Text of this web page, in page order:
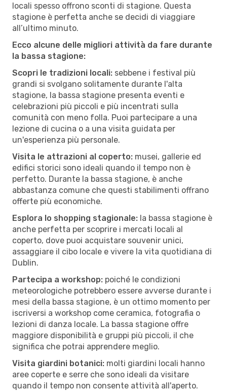
locali spesso offrono sconti di stagione. Questa
stagione è perfetta anche se decidi di viaggiare
all’ultimo minuto.
Ecco alcune delle migliori attività da fare durante
la bassa stagione:
Scopri le tradizioni locali: sebbene i festival più
grandi si svolgano solitamente durante l'alta
stagione, la bassa stagione presenta eventi e
celebrazioni più piccoli e più incentrati sulla
comunità con meno folla. Puoi partecipare a una
lezione di cucina o a una visita guidata per
un'esperienza più personale.
Visita le attrazioni al coperto: musei, gallerie ed
edifici storici sono ideali quando il tempo non è
perfetto. Durante la bassa stagione, è anche
abbastanza comune che questi stabilimenti offrano
offerte più economiche.
Esplora lo shopping stagionale: la bassa stagione è
anche perfetta per scoprire i mercati locali al
coperto, dove puoi acquistare souvenir unici,
assaggiare il cibo locale e vivere la vita quotidiana di
Dublin.
Partecipa a workshop: poiché le condizioni
meteorologiche potrebbero essere avverse durante i
mesi della bassa stagione, è un ottimo momento per
iscriversi a workshop come ceramica, fotografia o
lezioni di danza locale. La bassa stagione offre
maggiore disponibilità e gruppi più piccoli, il che
significa che potrai apprendere meglio.
Visita giardini botanici: molti giardini locali hanno
aree coperte e serre che sono ideali da visitare
quando il tempo non consente attività all'aperto.